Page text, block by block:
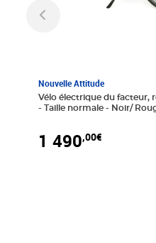
Nouvelle Attitude
Vélo électrique du facteur,
- Taille normale - Noir/
1 490,00€